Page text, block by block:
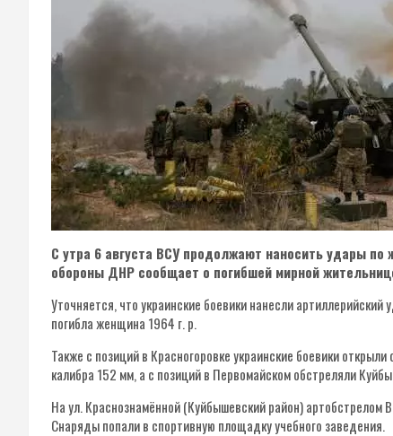
С утра 6 августа ВСУ продолжают наносить удары
обороны ДНР сообщает о погибшей мирной
Уточняется, что украинские боевики нанесли
погибла женщина 1964 г. р.
Также с позиций в Красногоровке украинские боевики
калибра 152 мм, а с позиций в Первомайском обстреляли
На ул. Краснознамённой (Куйбышевский район)
Снаряды попали в спортивную площадку учебного заведения.